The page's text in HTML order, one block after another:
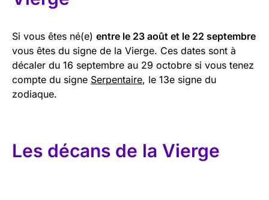
Si vous êtes né(e) entre le 23 août et le 22 septembre
vous êtes du signe de la Vierge. Ces dates sont à
décaler du 16 septembre au 29 octobre si vous tenez
compte du signe Serpentaire, le 13e signe du
zodiaque.
Les décans de la Vierge